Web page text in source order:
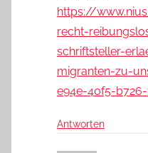
https://
recht-
schriftsteller-
migranten-zu-
e94e-40f5-
Antworten